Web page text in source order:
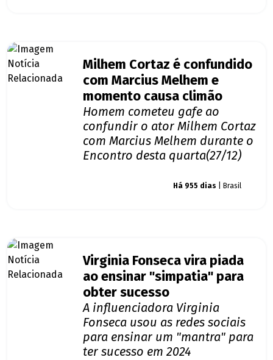
Milhem Cortaz é confundido
com Marcius Melhem e
momento causa climão
Homem cometeu gafe ao
confundir o ator Milhem Cortaz
com Marcius Melhem durante o
Encontro desta quarta(27/12)
Há 955 dias | Brasil
Virginia Fonseca vira piada
ao ensinar "simpatia" para
obter sucesso
A influenciadora Virginia
Fonseca usou as redes sociais
para ensinar um "mantra" para
ter sucesso em 2024